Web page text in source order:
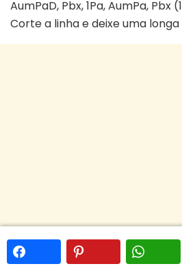
AumPaD, Pbx, 1Pa, AumPa, Pbx
Corte a linha e deixe uma